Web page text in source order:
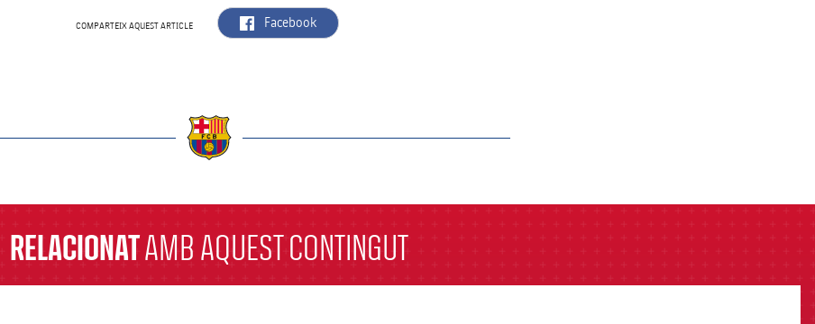
COMPARTEIX AQUEST ARTICLE label.aria.facebook
Facebook
RELACIONATAMB AQUEST CONTINGUT